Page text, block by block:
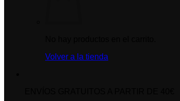
Volver a la tienda